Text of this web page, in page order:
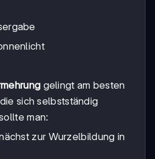
gelingt am besten
sich selbstständig
man:
zur Wurzelbildung in